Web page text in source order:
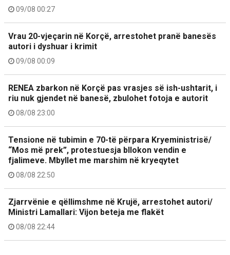
09/08 00:27
Vrau 20-vjeçarin në Korçë, arrestohet pranë banesës
autori i dyshuar i krimit
09/08 00:09
RENEA zbarkon në Korçë pas vrasjes së ish-ushtarit, i
riu nuk gjendet në banesë, zbulohet fotoja e autorit
08/08 23:00
Tensione në tubimin e 70-të përpara Kryeministrisë/
“Mos më prek”, protestuesja bllokon vendin e
fjalimeve. Mbyllet me marshim në kryeqytet
08/08 22:50
Zjarrvënie e qëllimshme në Krujë, arrestohet autori/
Ministri Lamallari: Vijon beteja me flakët
08/08 22:44